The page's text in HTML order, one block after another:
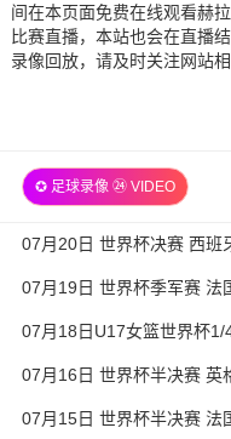
间在本页面免费在线观看赫
比赛直播，本站也会在直播
录像回放，请及时关注网站
✪ 足球录像 ㉔ VIDEO
07月20日 世界杯决赛 西班
07月19日 世界杯季军赛 法
07月18日U17女篮世界杯
录像
07月16日 世界杯半决赛 英
07月15日 世界杯半决赛 法